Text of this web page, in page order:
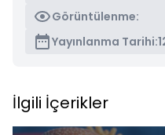
Görüntülenme:
Yayınlanma Tarihi:
İlgili İçerikler